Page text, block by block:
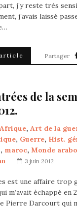
j’y reste très
j’avais laissé
Partager
de la
Afrique, Art de la
, Guerre, Hist.
, maroc, Monde
3 juin 2012
est une affaire trop
m’avait échappé en
Pierre Darcourt qui